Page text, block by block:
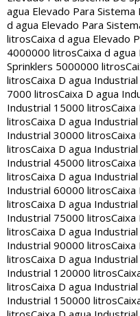
agua Elevado Para
d agua Elevado Para
litrosCaixa d agua Elevado
4000000 litrosCaixa d
Sprinklers 5000000 litros
litrosCaixa D agua
7000 litrosCaixa D agua
Industrial 15000 litros
litrosCaixa D agua
Industrial 30000 litros
litrosCaixa D agua
Industrial 45000 litros
litrosCaixa D agua
Industrial 60000 litros
litrosCaixa D agua
Industrial 75000 litros
litrosCaixa D agua
Industrial 90000 litros
litrosCaixa D agua
Industrial 120000 litros
litrosCaixa D agua
Industrial 150000 litros